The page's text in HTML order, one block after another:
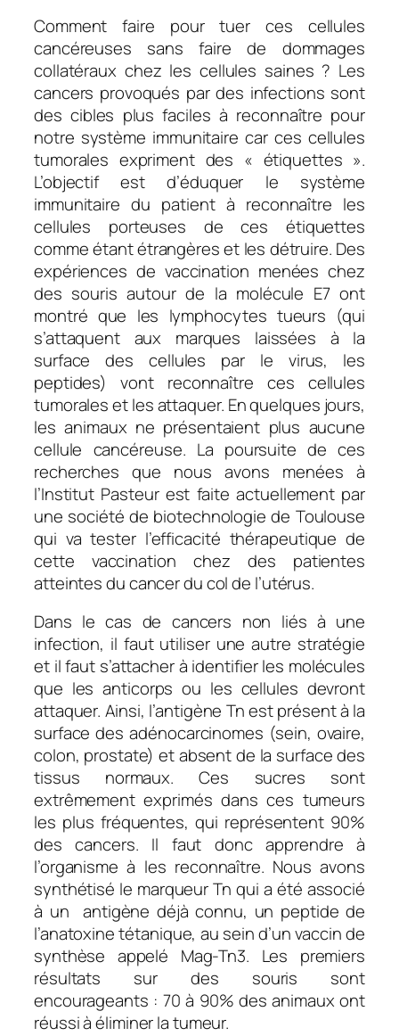
Comment faire pour tuer ces cellules
cancéreuses sans faire de dommages
collatéraux chez les cellules saines ? Les
cancers provoqués par des infections sont
des cibles plus faciles à reconnaître pour
notre système immunitaire car ces cellules
tumorales expriment des « étiquettes ».
L’objectif est d’éduquer le système
immunitaire du patient à reconnaître les
cellules porteuses de ces étiquettes
comme étant étrangères et les détruire. Des
expériences de vaccination menées chez
des souris autour de la molécule E7 ont
montré que les lymphocytes tueurs (qui
s’attaquent aux marques laissées à la
surface des cellules par le virus, les
peptides) vont reconnaître ces cellules
tumorales et les attaquer. En quelques jours,
les animaux ne présentaient plus aucune
cellule cancéreuse. La poursuite de ces
recherches que nous avons menées à
l’Institut Pasteur est faite actuellement par
une société de biotechnologie de Toulouse
qui va tester l’efficacité thérapeutique de
cette vaccination chez des patientes
atteintes du cancer du col de l’utérus.
Dans le cas de cancers non liés à une
infection, il faut utiliser une autre stratégie
et il faut s’attacher à identifier les molécules
que les anticorps ou les cellules devront
attaquer. Ainsi, l’antigène Tn est présent à la
surface des adénocarcinomes (sein, ovaire,
colon, prostate) et absent de la surface des
tissus normaux. Ces sucres sont
extrêmement exprimés dans ces tumeurs
les plus fréquentes, qui représentent 90%
des cancers. Il faut donc apprendre à
l’organisme à les reconnaître. Nous avons
synthétisé le marqueur Tn qui a été associé
à un antigène déjà connu, un peptide de
l’anatoxine tétanique, au sein d’un vaccin de
synthèse appelé Mag-Tn3. Les premiers
résultats sur des souris sont
encourageants : 70 à 90% des animaux ont
réussi à éliminer la tumeur.